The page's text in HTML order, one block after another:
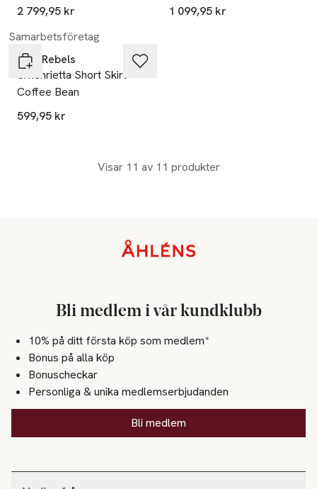
2 799,95 kr
1 099,95 kr
Samarbetsföretag
Soft Rebels
Srhenrietta Short Skirt -
Coffee Bean
599,95 kr
Visar 11 av 11 produkter
Bli medlem i vår kundklubb
10% på ditt första köp som medlem*
Bonus på alla köp
Bonuscheckar
Personliga & unika medlemserbjudanden
Bli medlem